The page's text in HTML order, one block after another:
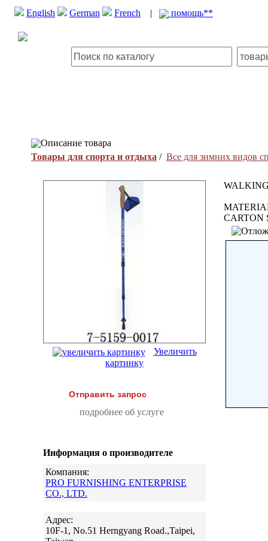
English German French | помощь**
Описание товара
Товары для спорта и отдыха / Все для зимних видов
Увеличить
картинку
Отправить запрос
подробнее об услуге
Информация о производителе
Компания:
PRO FURNISHING ENTERPRISE
CO., LTD.
Адрес:
10F-1, No.51 Herngyang Road.,Taipei,
CARTON